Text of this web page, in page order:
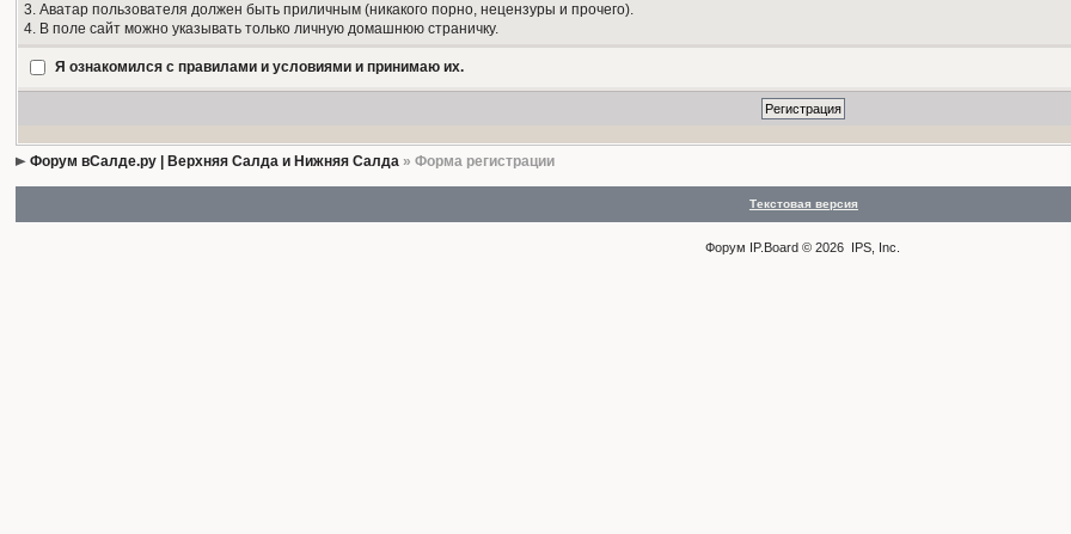
3. Аватар пользователя должен быть приличным (никакого порно, нецензуры и прочего).
4. В поле сайт можно указывать только личную домашнюю страничку.
Я ознакомился с правилами и условиями и принимаю их.
Форум вСалде.ру | Верхняя Салда и Нижняя Салда » Форма регистрации
Текстовая версия
Форум IP.Board © 2026 IPS, Inc